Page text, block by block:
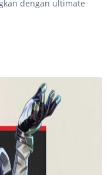
dengan ultimate